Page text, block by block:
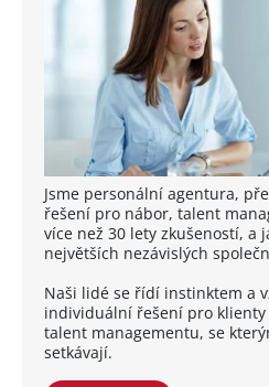
Jsme personální agentura,
řešení pro nábor, talent
více než 30 lety zkušeností, a
největších nezávislých
Naši lidé se řídí instinktem a
individuální řešení pro klienty
talent managementu, se
setkávají.